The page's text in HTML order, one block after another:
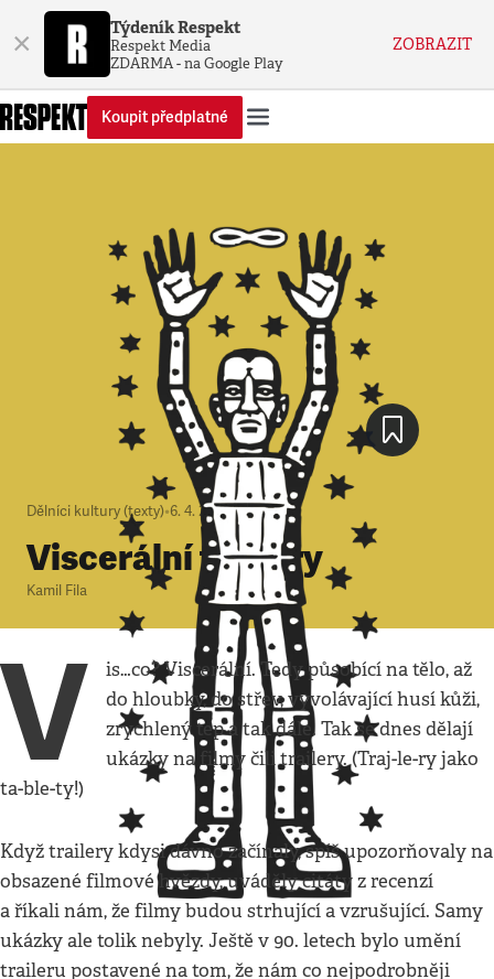
× Týdeník Respekt
Respekt Media
ZDARMA - na Google Play
ZOBRAZIT
Koupit předplatné
Dělníci kultury (texty)•6. 4. 2012•3minuty
Viscerální trailery
Kamil Fila
V
is…co? Viscerální. Tedy působící na tělo, až
do hloubky, do střev, vyvolávající husí kůži,
zrychlený tep a tak dále. Tak se dnes dělají
ukázky na filmy čili trailery. (Traj-le-ry jako
ta-ble-ty!)
Když trailery kdysi dávno začínaly, spíš upozorňovaly na
obsazené filmové hvězdy, uváděly citáty z recenzí
a říkali nám, že filmy budou strhující a vzrušující. Samy
ukázky ale tolik nebyly. Ještě v 90. letech bylo umění
traileru postavené na tom, že nám co nejpodrobněji